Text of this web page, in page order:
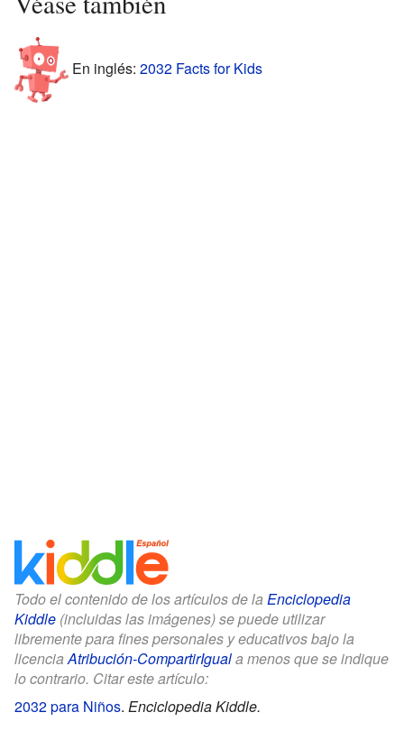
En inglés: 2032 Facts for Kids
Todo el contenido de los artículos de la Enciclopedia
Kiddle (incluidas las imágenes) se puede utilizar
libremente para fines personales y educativos bajo la
licencia Atribución-CompartirIguala menos que se indique
lo contrario. Citar este artículo:
2032 para Niños. Enciclopedia Kiddle.